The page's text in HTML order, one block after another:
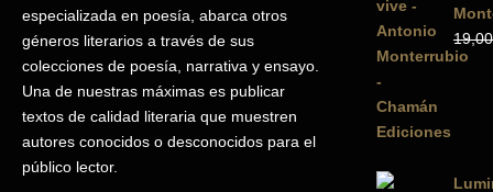
especializada en poesía, abarca otros
géneros literarios a través de sus
colecciones de poesía, narrativa y ensayo.
Una de nuestras máximas es publicar
textos de calidad literaria que muestren
autores conocidos o desconocidos para el
público lector.
19,00